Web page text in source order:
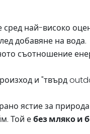
сред най-високо
добавяне на вода.
съотношение
и "твърд
ястие за природа
Той ебез мляко и